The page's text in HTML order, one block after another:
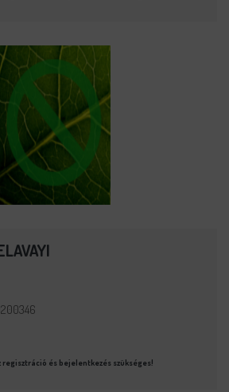
regisztráció és bejelentkezés szükséges!